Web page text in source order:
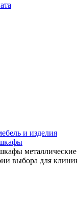
и изделия
выбора для